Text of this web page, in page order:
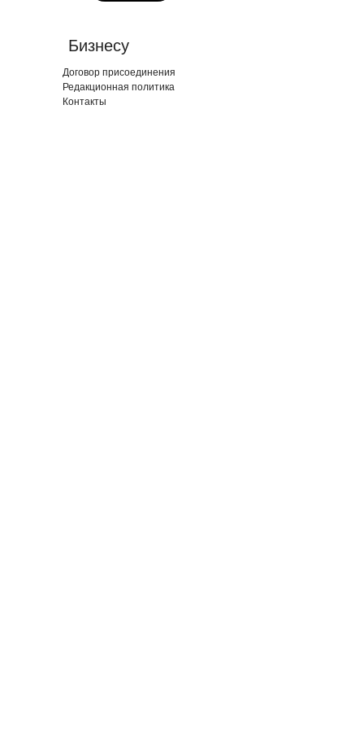
Договор присоединения
Редакционная политика
Контакты
Бизнесу